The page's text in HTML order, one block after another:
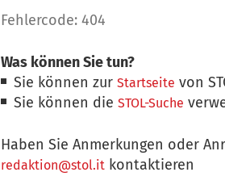
Fehlercode: 404
Was können Sie tun?
Sie können zurStartseite von
Sie können dieSTOL-Suche
Haben Sie Anmerkungen oder
redaktion@stol.it kontaktieren